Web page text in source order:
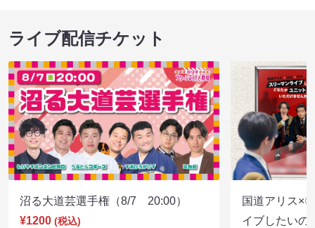
ライブ配信チケット
沼る大道芸選手権（8/7 20:00）
¥1200 (税込)
国道アリス×
イブしたいの